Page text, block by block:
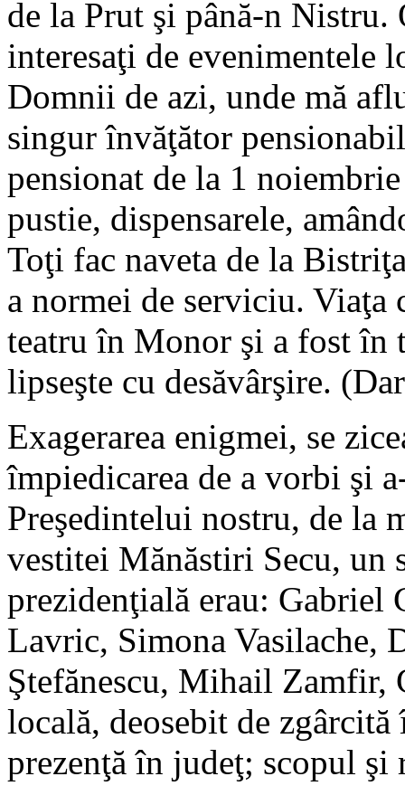
de la Prut şi până-n
interesaţi de evenimentele
Domnii de azi, unde mă
singur învăţător
pensionat de la 1
pustie, dispensarele,
Toţi fac naveta de la
a normei de serviciu. Viaţa
teatru în Monor şi a fost în
lipseşte cu desăvârşire.
Exagerarea enigmei, se
împiedicarea de a vorbi şi
Preşedintelui nostru, de la
vestitei Mănăstiri Secu, un
prezidenţială erau: Gabriel
Lavric, Simona Vasilache,
Ştefănescu, Mihail Zamfir,
locală, deosebit de
prezenţă în judeţ; scopul şi